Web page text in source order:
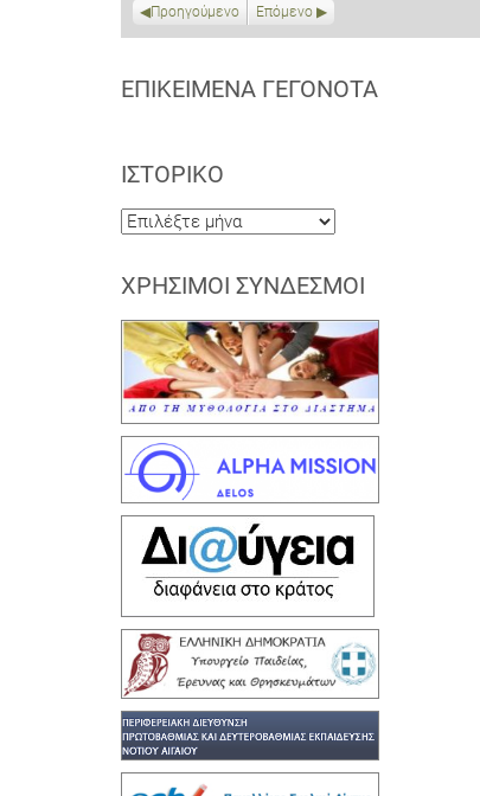
Προηγούμενο Επόμενο
ΕΠΙΚΕΊΜΕΝΑ ΓΕΓΟΝΌΤΑ
ΙΣΤΟΡΙΚΌ
Ιστορικό
ΧΡΉΣΙΜΟΙ ΣΎΝΔΕΣΜΟΙ